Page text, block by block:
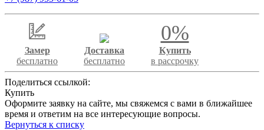
Замер
бесплатно
Доставка
бесплатно
0%
Купить
в рассрочку
Поделиться ссылкой:
Купить
Оформите заявку на сайте, мы свяжемся с вами в ближайшее
время и ответим на все интересующие вопросы.
Вернуться к списку